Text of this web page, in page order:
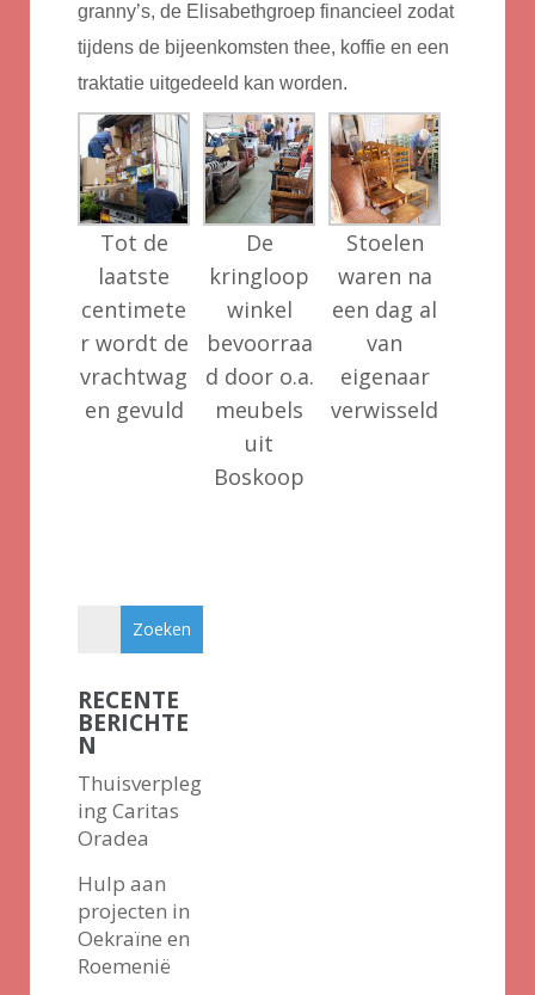
granny’s, de Elisabethgroep financieel zodat
tijdens de bijeenkomsten thee, koffie en een
traktatie uitgedeeld kan worden.
Tot de
laatste
centimete
r wordt de
vrachtwag
en gevuld
De
kringloop
winkel
bevoorraa
d door o.a.
meubels
uit
Boskoop
Stoelen
waren na
een dag al
van
eigenaar
verwisseld
RECENTE
BERICHTE
N
Thuisverpleg
ing Caritas
Oradea
Hulp aan
projecten in
Oekraïne en
Roemenië